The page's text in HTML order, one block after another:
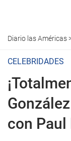
Diario las Américas
CELEBRIDADES
con Paul